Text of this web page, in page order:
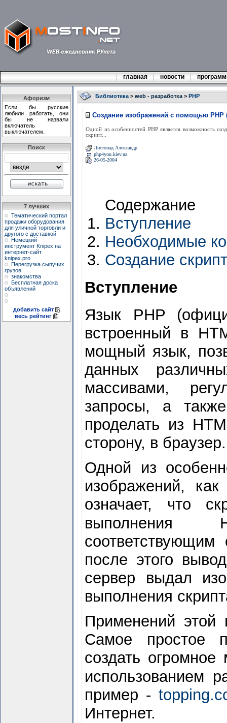
главная новости
Афоризм
Если бы русские
любили работать, они
бы не назвали
включатель
выключателем.
Поиск
7 лучших
Тематический портал
продажи оборудования
для уличной торговли и
другого с доставкой
Немецкий
инструмент Knipex на
интернет-сайт
knipex.pro
Перегрузка сыпучих
грузов
знакомства
Бесплатная доска
объявлений
добавить сайт
весь рейтинг
Библиотека> web - разработка> PHP
Создание изображений с помощью PHP
Одной из особенностей PHP является возможность
скрипт...
Листопад Александр
php4you.kiev.ua
26-05-2004
Содержание
Вступление
Необходимые
Создание
Вступление
Язык PHP
встроенный в
мощный язык,
данных
массивами,
запросы, а
проделать из
сторону, в браузер.
Одной из
изображений,
означает, что
выполнения
после этого
сервер выдал
выполнения
Применений этой
Самое простое
создать огромное
использованием
пример -
Интернет.